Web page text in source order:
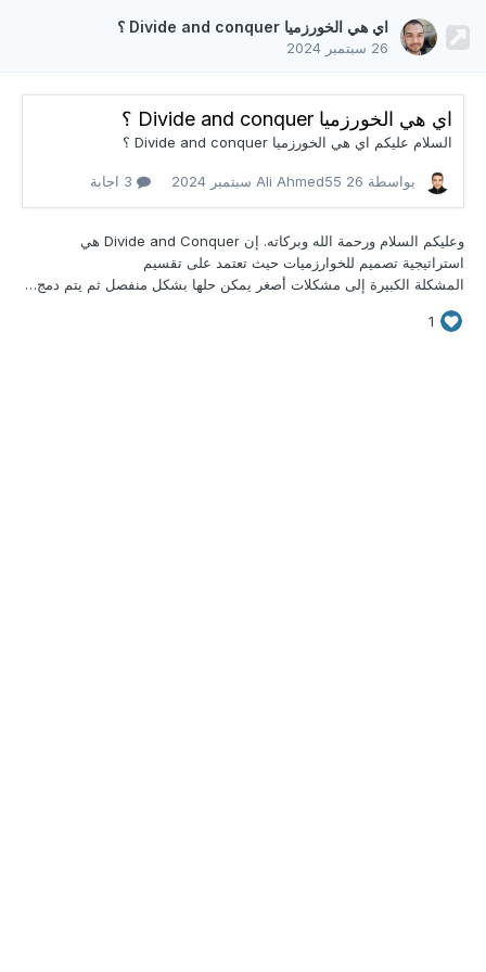
اي هي الخورزميا Divide and conquer ؟
26 سبتمبر 2024
اي هي الخورزميا Divide and conquer ؟
السلام عليكم اي هي الخورزميا Divide and conquer ؟
بواسطة Ali Ahmed55 26 سبتمبر 2024
وعليكم السلام ورحمة الله وبركاته. إن Divide and
Conquer هي
استراتيجية تصميم للخوارزميات حيث تعتمد على تقسيم
المشكلة الكبيرة إلى مشكلات أصغر يمكن حلها بشكل منفصل ثم يتم دمج تلك الحلول المنفردة للحصول على حل للمشكلة الأصلية (الكبيرة). مثال مبسط لكيفية إستخدام تلك الإسترتيجية في حل مشكلة الترتيب . خوارزمية الدمج (Merge Sort): تستخدم هذه الخواريزمية لترتيب العناصر حيث نقوم بتقسيم القائمة إلى نصفين وترتيب كل نصف بشكل منفصل ثم يتم دمج القائمتين معا في النهاية.
1